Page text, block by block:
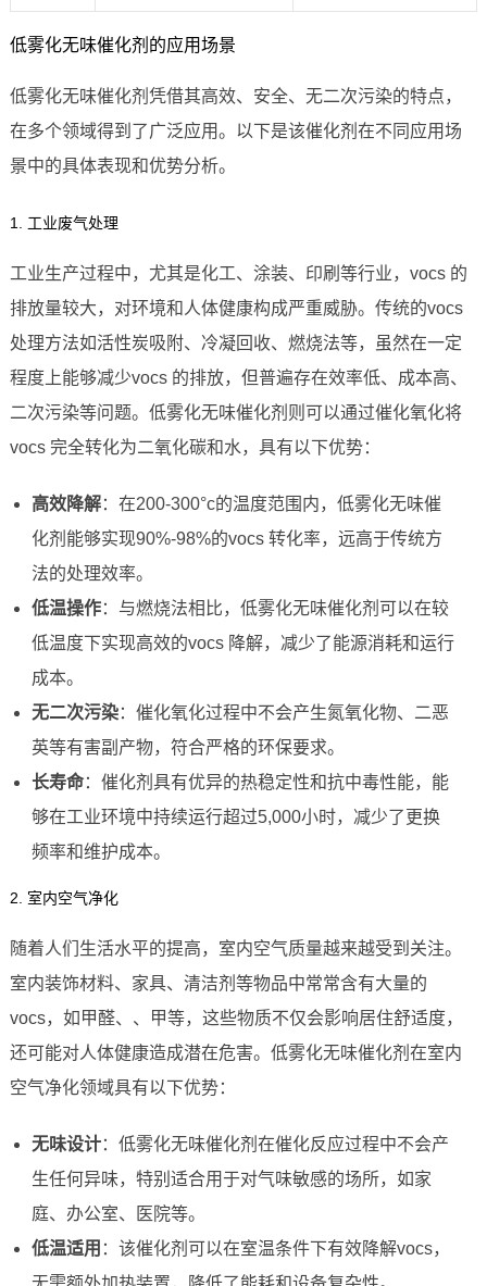
低雾化无味催化剂的应用场景
低雾化无味催化剂凭借其高效、安全、无二次污染的特点，
在多个领域得到了广泛应用。以下是该催化剂在不同应用场
景中的具体表现和优势分析。
1. 工业废气处理
工业生产过程中，尤其是化工、涂装、印刷等行业，vocs 的
排放量较大，对环境和人体健康构成严重威胁。传统的vocs
处理方法如活性炭吸附、冷凝回收、燃烧法等，虽然在一定
程度上能够减少vocs 的排放，但普遍存在效率低、成本高、
二次污染等问题。低雾化无味催化剂则可以通过催化氧化将
vocs 完全转化为二氧化碳和水，具有以下优势：
高效降解：在200-300°c的温度范围内，低雾化无味催
化剂能够实现90%-98%的vocs 转化率，远高于传统方
法的处理效率。
低温操作：与燃烧法相比，低雾化无味催化剂可以在较
低温度下实现高效的vocs 降解，减少了能源消耗和运行
成本。
无二次污染：催化氧化过程中不会产生氮氧化物、二恶
英等有害副产物，符合严格的环保要求。
长寿命：催化剂具有优异的热稳定性和抗中毒性能，能
够在工业环境中持续运行超过5,000小时，减少了更换
频率和维护成本。
2. 室内空气净化
随着人们生活水平的提高，室内空气质量越来越受到关注。
室内装饰材料、家具、清洁剂等物品中常常含有大量的
vocs，如甲醛、、甲等，这些物质不仅会影响居住舒适度，
还可能对人体健康造成潜在危害。低雾化无味催化剂在室内
空气净化领域具有以下优势：
无味设计：低雾化无味催化剂在催化反应过程中不会产
生任何异味，特别适合用于对气味敏感的场所，如家
庭、办公室、医院等。
低温适用 ：该催化剂可以在室温条件下有效降解vocs，